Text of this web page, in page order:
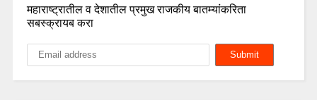
महाराष्ट्रातील व देशातील प्रमुख राजकीय बातम्यांकरिता
सबस्क्रायब करा